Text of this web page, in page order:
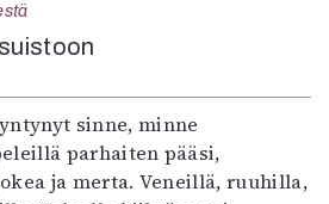
sinne, minne
parhaiten pääsi,
ja merta. Veneillä, ruuhilla,